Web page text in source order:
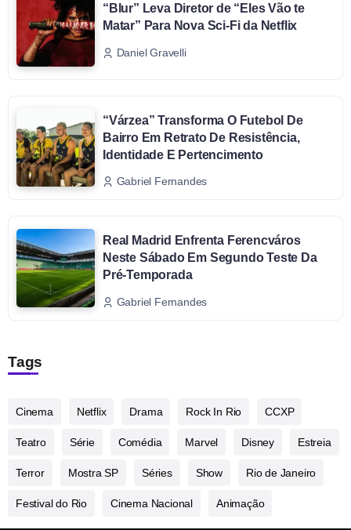
“Blur” Leva Diretor de “Eles Vão te
Matar” Para Nova Sci-Fi da Netflix
Daniel Gravelli
“Várzea” Transforma O Futebol De
Bairro Em Retrato De Resistência,
Identidade E Pertencimento
Gabriel Fernandes
Real Madrid Enfrenta Ferencváros
Neste Sábado Em Segundo Teste Da
Pré-Temporada
Gabriel Fernandes
Tags
Cinema Netflix Drama Rock In Rio CCXP
Teatro Série Comédia Marvel Disney Estreia
Terror Mostra SP Séries Show Rio de Janeiro
Festival do Rio Cinema Nacional Animação